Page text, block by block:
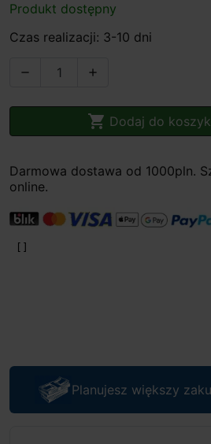
Produkt dostępny
Czas realizacji: 3-10 dni
 
 Dodaj do
Darmowa dostawa od 1000pln.
online.
Planujesz większy